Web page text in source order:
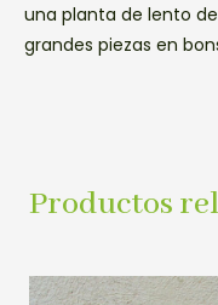
una planta de lento
grandes piezas en
Productos